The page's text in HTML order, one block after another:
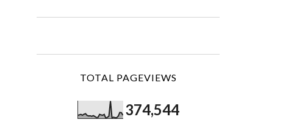
TOTAL PAGEVIEWS
374,544